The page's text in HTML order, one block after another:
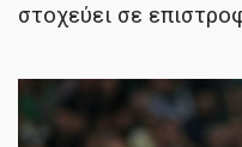
στοχεύει σε